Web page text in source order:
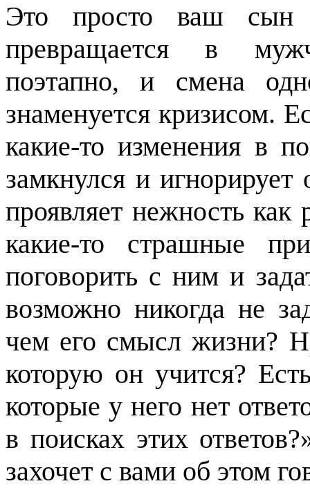
Это просто ваш сын
превращается в
поэтапно, и смена
знаменуется кризисом.
какие-то изменения в
замкнулся и
проявляет нежность как
какие-то страшные
поговорить с ним и
возможно никогда не
чем его смысл жизни?
которую он учится?
которые у него нет
в поисках этих
захочет с вами об этом